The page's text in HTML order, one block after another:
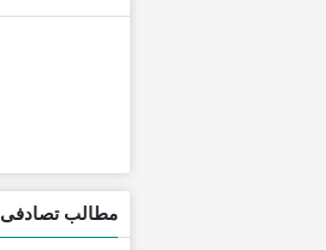
مطالب تصادفی